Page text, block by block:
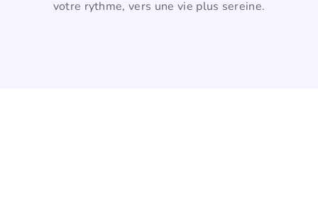
votre rythme, vers une vie plus sereine.